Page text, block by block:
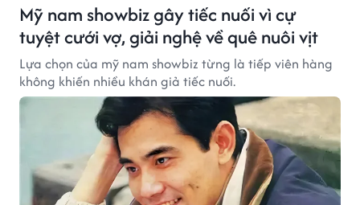
Mỹ nam showbiz gây tiếc nuối vì cự
tuyệt cưới vợ, giải nghệ về quê nuôi vịt
Lựa chọn của mỹ nam showbiz từng là tiếp viên hàng
không khiến nhiều khán giả tiếc nuối.